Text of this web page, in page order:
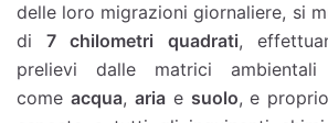
delle loro migrazioni giornaliere, si
di7 chilometri quadrati,
prelievi dalle matrici ambientali
come acqua, ariae suolo, e